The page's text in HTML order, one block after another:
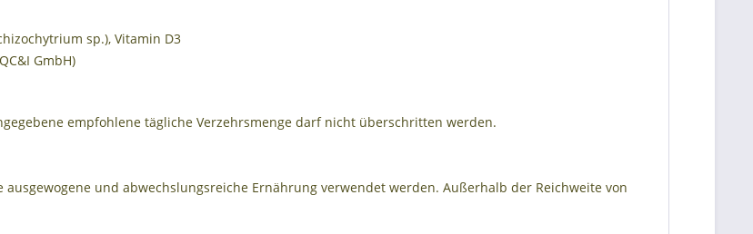
sp.), Vitamin D3
GmbH)
empfohlene tägliche Verzehrsmenge darf nicht überschritten werden.
und abwechslungsreiche Ernährung verwendet werden. Außerhalb der Reichweite von